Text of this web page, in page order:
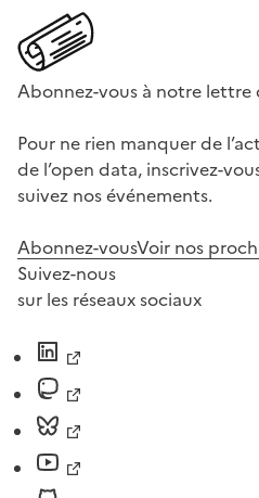
Abonnez-vous à notre
Pour ne rien manquer de
de l’open data, inscrivez-
suivez nos événements.
Abonnez-vousVoir nos
Suivez-nous
sur les réseaux sociaux